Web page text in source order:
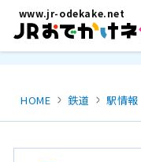
www.jr-odekake.net
HOME 鉄道 駅情報